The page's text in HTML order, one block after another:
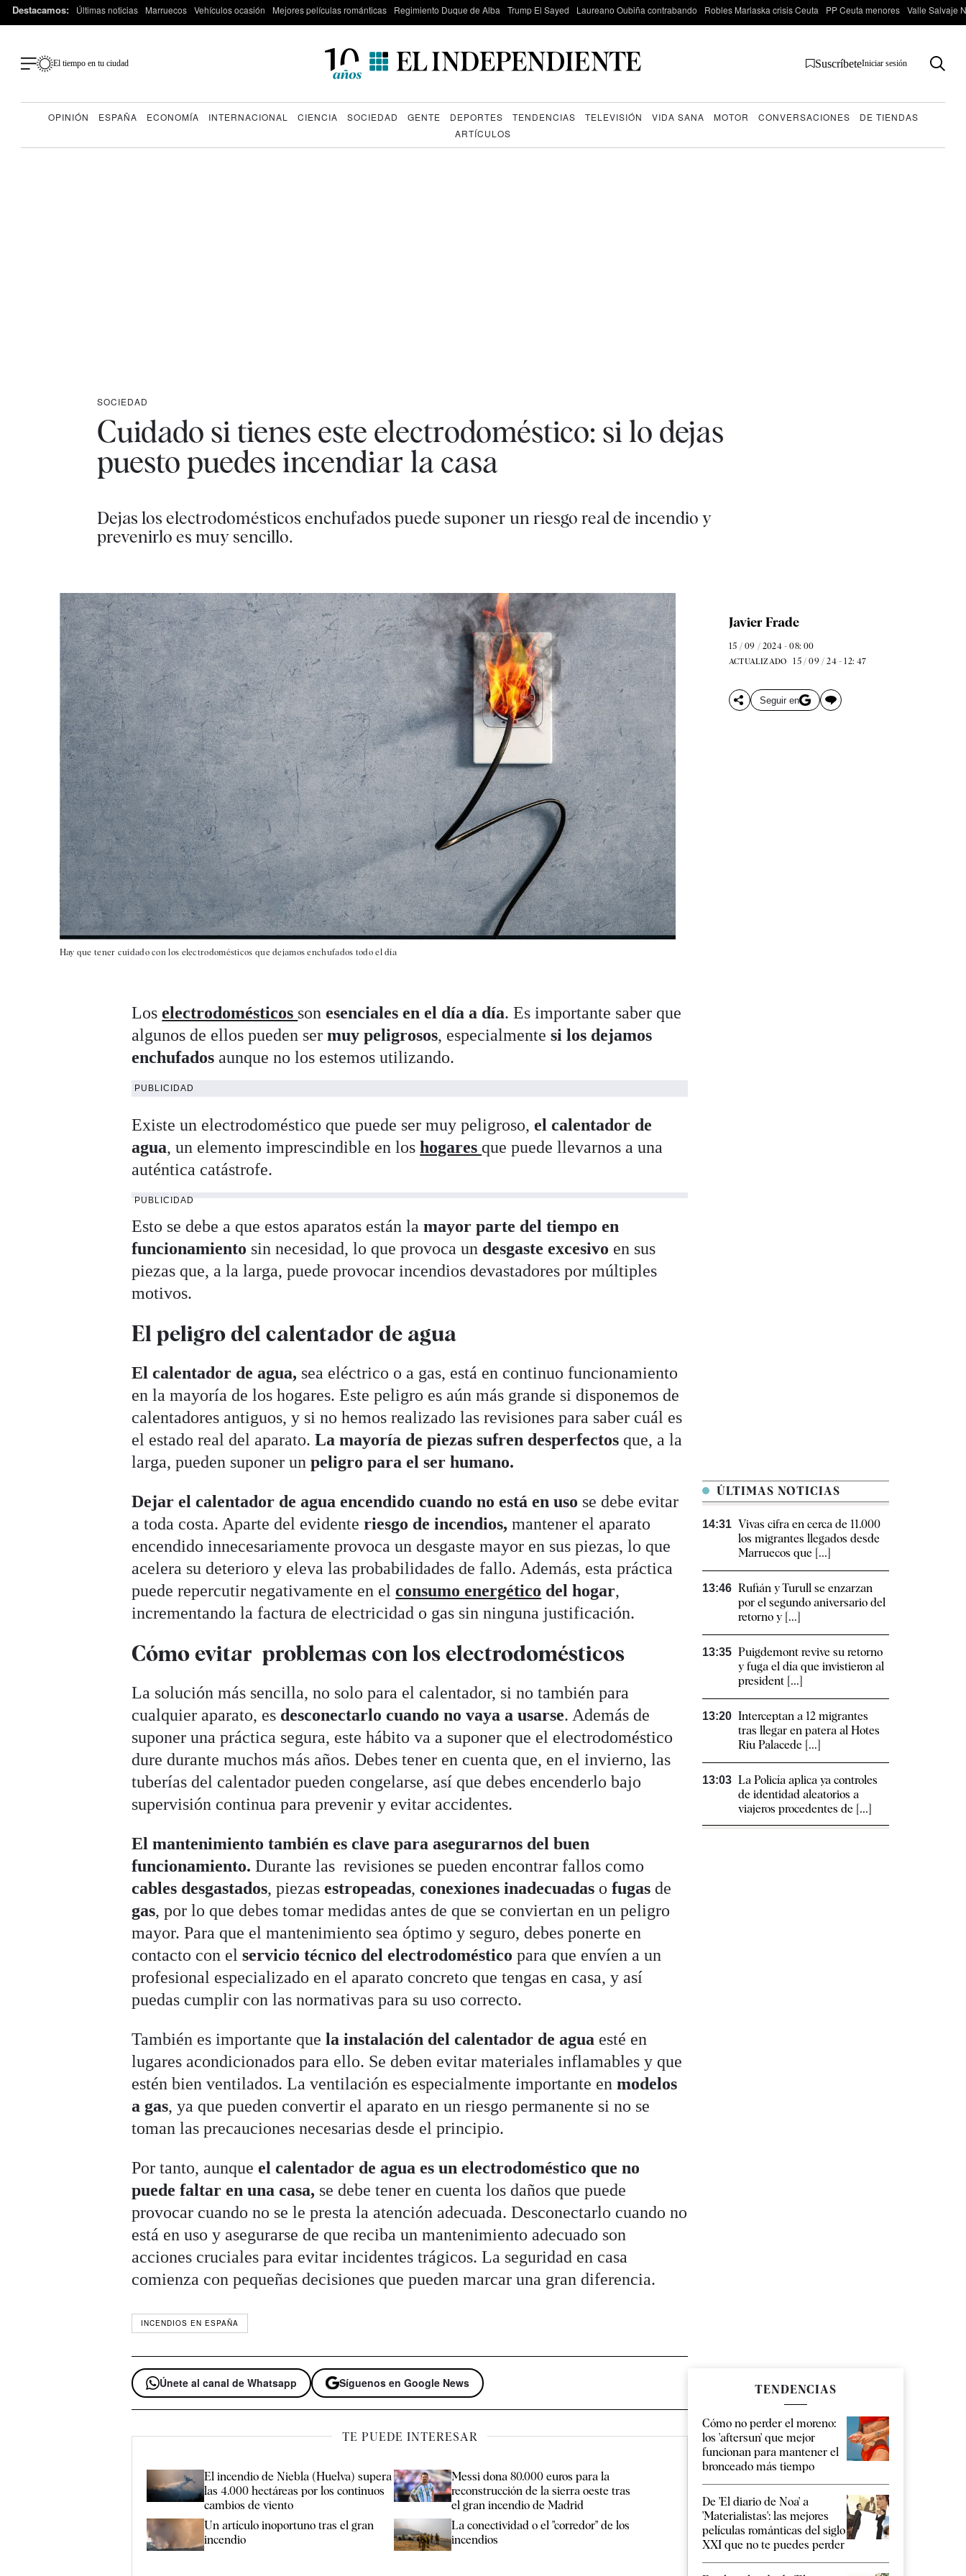
Destacamos: Últimas noticias Marruecos Vehículos ocasión Mejores películas románticas Regimiento Duque de Alba Trump El Sayed Laureano Oubiña contrabando Robles Marlaska crisis Ceuta PP Ceuta menores Valle Salvaje
El tiempo en tu ciudad SuscríbeteIniciar sesión
OPINIÓN ESPAÑA ECONOMÍA INTERNACIONAL CIENCIA SOCIEDAD GENTE DEPORTES TENDENCIAS TELEVISIÓN VIDA SANA MOTOR CONVERSACIONES
DE TIENDAS
ARTÍCULOS
SOCIEDAD
Cuidado si tienes este electrodoméstico: si lo dejas
puesto puedes incendiar la casa
Dejas los electrodomésticos enchufados puede suponer un riesgo real de incendio y
prevenirlo es muy sencillo.
Hay que tener cuidado con los electrodomésticos que dejamos enchufados todo el día
Javier Frade
15 / 09 / 2024 - 08: 00
ACTUALIZADO 15 / 09 / 24 - 12: 47
Seguir en
Loselectrodomésticos sonesenciales en el día a día. Es importante saber que
algunos de ellos pueden sermuy peligrosos, especialmente si los dejamos
enchufados aunque no los estemos utilizando.
PUBLICIDAD
Existe un electrodoméstico que puede ser muy peligroso,el calentador de
agua, un elemento imprescindible en loshogaresque puede llevarnos a una
auténtica catástrofe.
PUBLICIDAD
Esto se debe a que estos aparatos están lamayor parte del tiempo en
funcionamiento sin necesidad, lo que provoca un desgaste excesivo en sus
piezas que, a la larga, puede provocar incendios devastadores por múltiples
motivos.
El peligro del calentador de agua
El calentador de agua, sea eléctrico o a gas, está en continuo funcionamiento
en la mayoría de los hogares. Este peligro es aún más grande si disponemos de
calentadores antiguos, y si no hemos realizado las revisiones para saber cuál es
el estado real del aparato. La mayoría de piezas sufren desperfectosque, a la
larga, pueden suponer unpeligro para el ser humano.
Dejar el calentador de agua encendido cuando no está en uso se debe evitar
a toda costa. Aparte del evidenteriesgo de incendios, mantener el aparato
encendido innecesariamente provoca un desgaste mayor en sus piezas, lo que
acelera su deterioro y eleva las probabilidades de fallo. Además, esta práctica
puede repercutir negativamente en elconsumo energético del hogar,
incrementando la factura de electricidad o gas sin ninguna justificación.
Cómo evitar problemas con los electrodomésticos
La solución más sencilla, no solo para el calentador, si no también para
cualquier aparato, es desconectarlo cuando no vaya a usarse. Además de
suponer una práctica segura, este hábito va a suponer que el electrodoméstico
dure durante muchos más años. Debes tener en cuenta que, en el invierno, las
tuberías del calentador pueden congelarse, así que debes encenderlo bajo
supervisión continua para prevenir y evitar accidentes.
El mantenimiento también es clave para asegurarnos del buen
funcionamiento. Durante las revisiones se pueden encontrar fallos como
cables desgastados, piezasestropeadas,conexiones inadecuadas ofugasde
gas, por lo que debes tomar medidas antes de que se conviertan en un peligro
mayor. Para que el mantenimiento sea óptimo y seguro, debes ponerte en
contacto con elservicio técnico del electrodoméstico para que envíen a un
profesional especializado en el aparato concreto que tengas en casa, y así
puedas cumplir con las normativas para su uso correcto.
También es importante quela instalación del calentador de agua esté en
lugares acondicionados para ello. Se deben evitar materiales inflamables y que
estén bien ventilados. La ventilación es especialmente importante enmodelos
a gas, ya que pueden convertir el aparato en un riesgo permanente si no se
toman las precauciones necesarias desde el principio.
Por tanto, aunqueel calentador de agua es un electrodoméstico que no
puede faltar en una casa, se debe tener en cuenta los daños que puede
provocar cuando no se le presta la atención adecuada. Desconectarlo cuando no
está en uso y asegurarse de que reciba un mantenimiento adecuado son
acciones cruciales para evitar incidentes trágicos. La seguridad en casa
comienza con pequeñas decisiones que pueden marcar una gran diferencia.
INCENDIOS EN ESPAÑA
Únete al canal de Whatsapp Síguenos en Google News
TE PUEDE INTERESAR
El incendio de Niebla (Huelva) supera
las 4.000 hectáreas por los continuos
cambios de viento
Messi dona 80.000 euros para la
reconstrucción de la sierra oeste tras
el gran incendio de Madrid
Un artículo inoportuno tras el gran
incendio
La conectividad o el "corredor" de los
incendios
ÚLTIMAS NOTICIAS
14:31 Vivas cifra en cerca de 11.000
los migrantes llegados desde
Marruecos que [...]
13:46 Rufián y Turull se enzarzan
por el segundo aniversario del
retorno y [...]
13:35 Puigdemont revive su retorno
y fuga el día que invistieron al
president [...]
13:20 Interceptan a 12 migrantes
tras llegar en patera al Hotes
Riu Palacede [...]
13:03 La Policía aplica ya controles
de identidad aleatorios a
viajeros procedentes de [...]
TENDENCIAS
Cómo no perder el moreno:
los 'aftersun' que mejor
funcionan para mantener el
bronceado más tiempo
De 'El diario de Noa' a
'Materialistas': las mejores
películas románticas del siglo
XXI que no te puedes perder